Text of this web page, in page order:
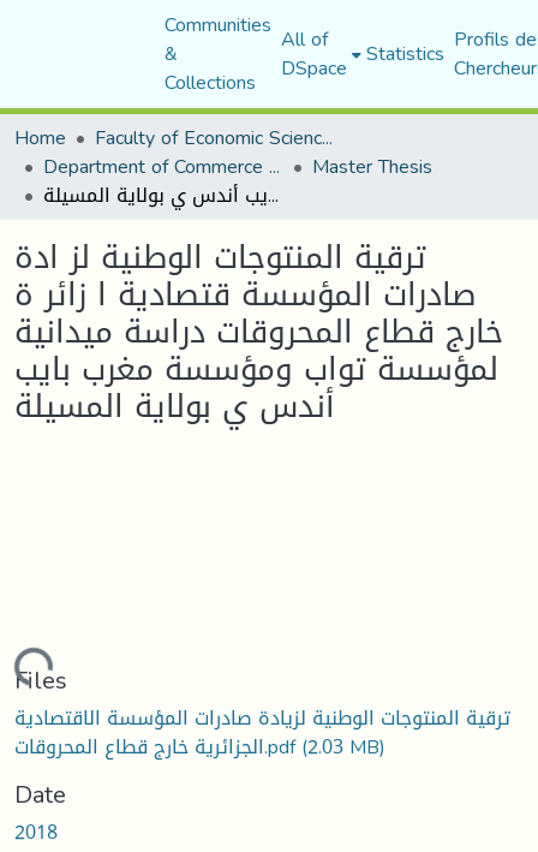
Communities
&
Collections
All of
DSpace Statistics Profils
Home
Faculty of Economic Sciences, Commerce and Management Sciences
Department of Commerce Science Master Thesis
ترقية المنتوجات الوطنية لز ادة صادرات المؤسسة قتصادية ا زائر ة خارج قطاع المحروقات دراسة ميدانية لمؤسسة تواب ومؤسسة مغرب بايب أندس ي بولاية المسيلة
ترقية المنتوجات الوطنية لز ادة
صادرات المؤسسة قتصادية ا زائر ة
خارج قطاع المحروقات دراسة ميدانية
لمؤسسة تواب ومؤسسة مغرب بايب
أندس ي بولاية المسيلة
Files
ترقية المنتوجات الوطنية لزيادة صادرات المؤسسة الاقتصادية
الجزائرية خارج قطاع المحروقات.pdf(2.03 MB)
Date
2018